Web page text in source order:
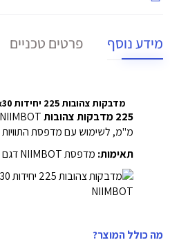
מידע נוסף פרטים טכניים
מדבקות צהובות 225 יחידות 50x30 מ"מ מבית NIIMBOT
225 מדבקות צהובות
מ"מ, לשימוש עם מדפסת התוויות NIIMBOT M2
תאימות: מדפסת NIIMBOT דגם M2
מה כולל המוצר?